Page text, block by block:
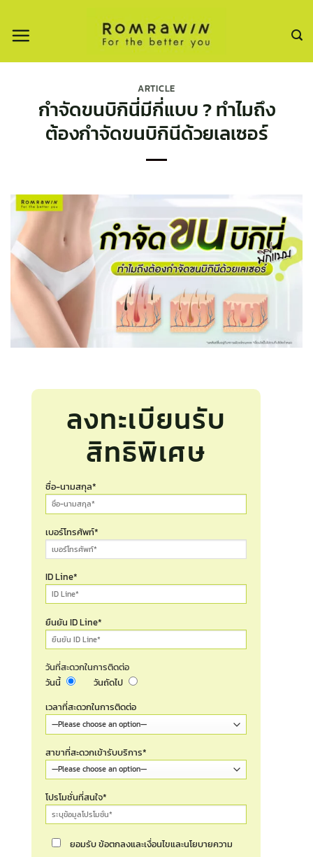
ARTICLE
กำจัดขนบิกินี่มีกี่แบบ ? ทำไมถึง
ต้องกำจัดขนบิกินีด้วยเลเซอร์
ลงทะเบียนรับ
สิทธิพิเศษ
ชื่อ-นามสกุล*
เบอร์โทรศัพท์*
ID Line*
ยืนยัน ID Line*
วันที่สะดวกในการติดต่อ
วันนี้
วันถัดไป
เวลาที่สะดวกในการติดต่อ
สาขาที่สะดวกเข้ารับบริการ*
โปรโมชั่นที่สนใจ*
ยอมรับ ข้อตกลงและเงื่อนไขและนโยบายความ